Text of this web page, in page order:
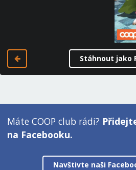
Stáhnout jako
Máte COOP club rádi?
na Facebooku.
Navštivte naši